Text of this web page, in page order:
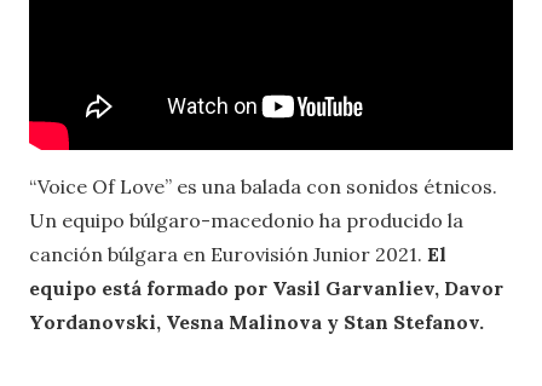
“Voice Of Love” es una balada con sonidos étnicos.
Un equipo búlgaro-macedonio ha producido la
canción búlgara en Eurovisión Junior 2021. El
equipo está formado por Vasil Garvanliev, Davor
Yordanovski, Vesna Malinova y Stan Stefanov.